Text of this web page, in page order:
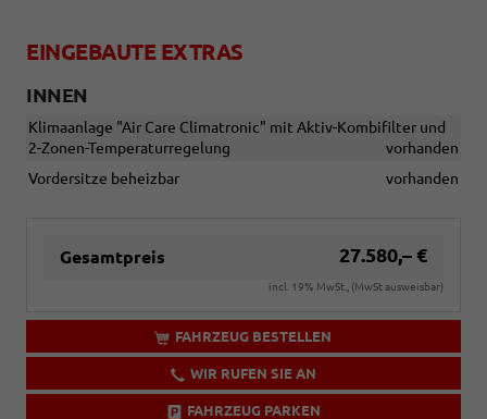
EINGEBAUTE EXTRAS
INNEN
Klimaanlage "Air Care Climatronic" mit Aktiv-Kombifilter und
2-Zonen-Temperaturregelung
vorhanden
Vordersitze beheizbar
vorhanden
Gesamtpreis 27.580,– €
incl. 19% MwSt., (MwSt ausweisbar)
FAHRZEUG BESTELLEN
WIR RUFEN SIE AN
FAHRZEUG PARKEN